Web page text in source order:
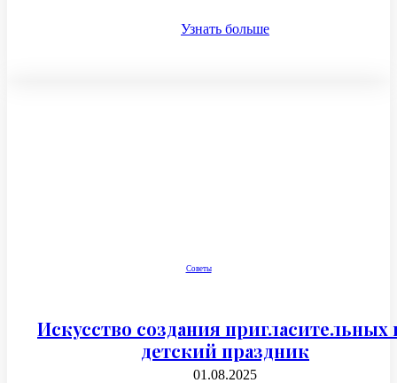
Узнать больше
Советы
Искусство создания пригласительных
детский праздник
01.08.2025